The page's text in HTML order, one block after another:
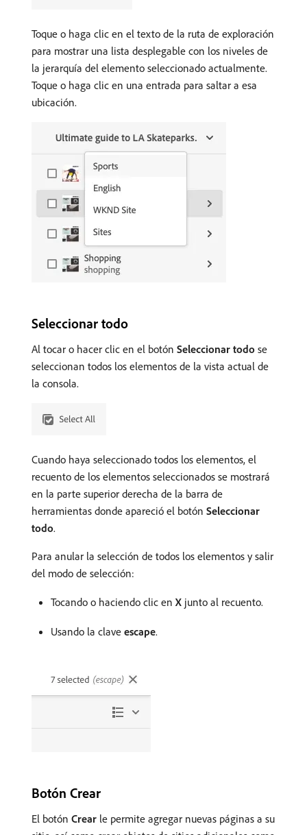
Toque o haga clic en el texto de la ruta de exploración
para mostrar una lista desplegable con los niveles de
la jerarquía del elemento seleccionado actualmente.
Toque o haga clic en una entrada para saltar a esa
ubicación.
Seleccionar todo
Al tocar o hacer clic en el botón Seleccionar todo se
seleccionan todos los elementos de la vista actual de
la consola.
Cuando haya seleccionado todos los elementos, el
recuento de los elementos seleccionados se mostrará
en la parte superior derecha de la barra de
herramientas donde apareció el botón Seleccionar
todo.
Para anular la selección de todos los elementos y salir
del modo de selección:
Tocando o haciendo clic en X junto al recuento.
Usando la clave escape.
Botón Crear
El botón Crear le permite agregar nuevas páginas a su